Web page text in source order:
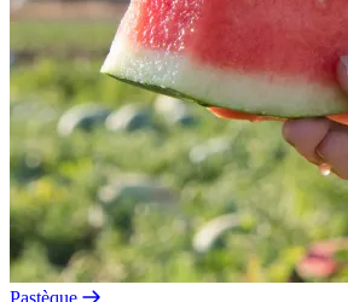
Pastèque